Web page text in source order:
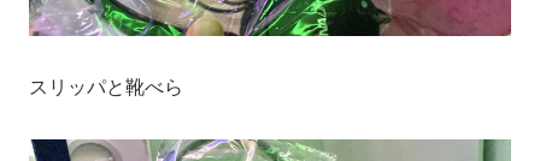
スリッパと靴べら